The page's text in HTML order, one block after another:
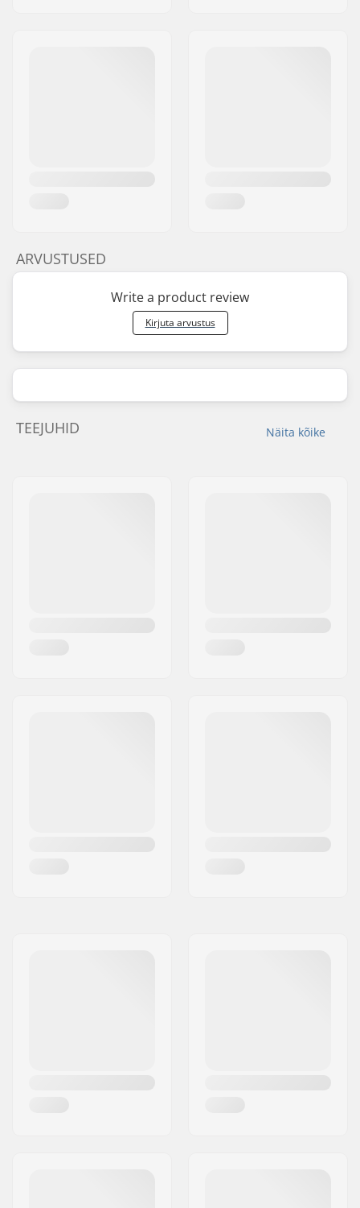
ARVUSTUSED
Write a product review
Kirjuta arvustus
Näita kõike
TEEJUHID